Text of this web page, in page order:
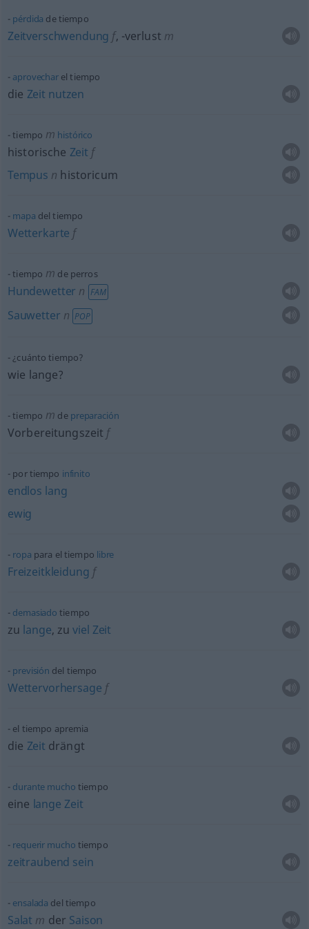
pérdida de tiempo
Zeitverschwendung f, -verlust m
aprovecharel tiempo
die Zeit nutzen
tiempo m histórico
historische Zeit f
Tempus n historicum
mapa del tiempo
Wetterkarte f
tiempo m de perros
Hundewetter n FAM
Sauwetter n POP
¿cuánto tiempo?
wie lange?
tiempo m de preparación
Vorbereitungszeit f
por tiempo infinito
endlos lang
ewig
ropa para el tiempo libre
Freizeitkleidung f
demasiado tiempo
zu lange, zuviel Zeit
previsión del tiempo
Wettervorhersage f
el tiempo apremia
die Zeit drängt
durante mucho tiempo
eine lange Zeit
requerir mucho tiempo
zeitraubend sein
ensalada del tiempo
Salat m der Saison